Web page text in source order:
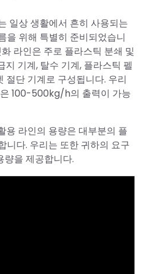
일상 생활에서 흔히 사용되는
을 위해 특별히 준비되었습니
라인은 주로 플라스틱 분쇄 및
지 기계, 탈수 기계, 플라스틱 펠
절단 기계로 구성됩니다. 우리
100-500kg/h의 출력이 가능
용 라인의 용량은 대부분의 플
니다. 우리는 또한 귀하의 요구
량을 제공합니다.